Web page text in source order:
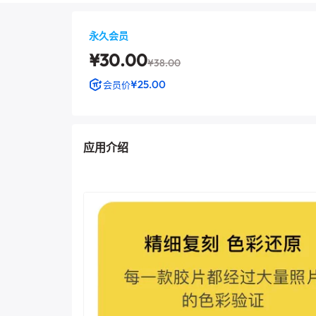
永久会员
¥30.00¥38.00
会员价¥25.00
应用介绍